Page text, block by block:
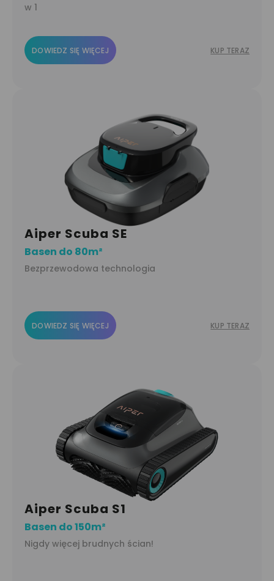
w 1
DOWIEDZ SIĘ WIĘCEJ KUP TERAZ
Aiper Scuba SE
Basen do 80m²
Bezprzewodowa technologia
DOWIEDZ SIĘ WIĘCEJ KUP TERAZ
Aiper Scuba S1
Basen do 150m²
Nigdy więcej brudnych ścian!